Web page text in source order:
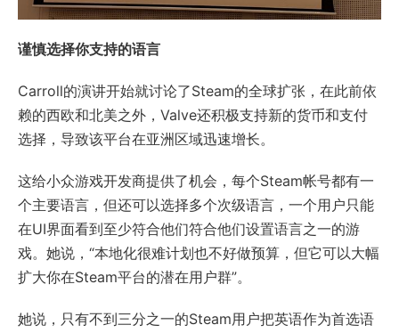
谨慎选择你支持的语言
Carroll的演讲开始就讨论了Steam的全球扩张，在此前依
赖的西欧和北美之外，Valve还积极支持新的货币和支付
选择，导致该平台在亚洲区域迅速增长。
这给小众游戏开发商提供了机会，每个Steam帐号都有一
个主要语言，但还可以选择多个次级语言，一个用户只能
在UI界面看到至少符合他们符合他们设置语言之一的游
戏。她说，“本地化很难计划也不好做预算，但它可以大幅
扩大你在Steam平台的潜在用户群”。
她说，只有不到三分之一的Steam用户把英语作为首选语